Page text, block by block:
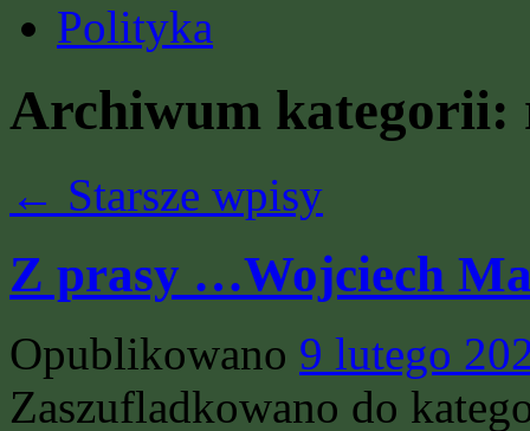
Polityka
Archiwum kategorii:
← Starsze wpisy
Z prasy …Wojciech
Opublikowano 9 lutego
Zaszufladkowano do